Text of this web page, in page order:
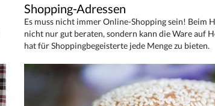
Shopping-Adressen
Es muss nicht immer Online-Shopping sein! Beim
nicht nur gut beraten, sondern kann die Ware auf
hat für Shoppingbegeisterte jede Menge zu bieten.